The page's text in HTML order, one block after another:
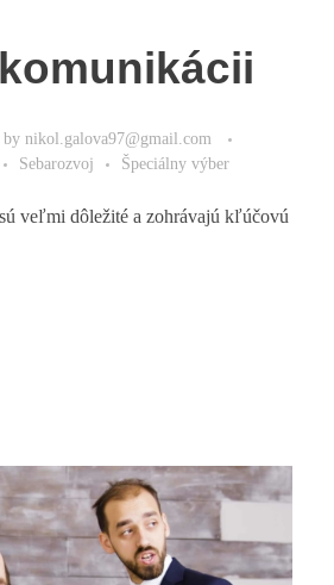
by nikol.galova97@gmail.com
Sebarozvoj Špeciálny výber
veľmi dôležité a zohrávajú kľúčovú